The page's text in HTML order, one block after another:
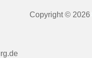
Copyright © 2026